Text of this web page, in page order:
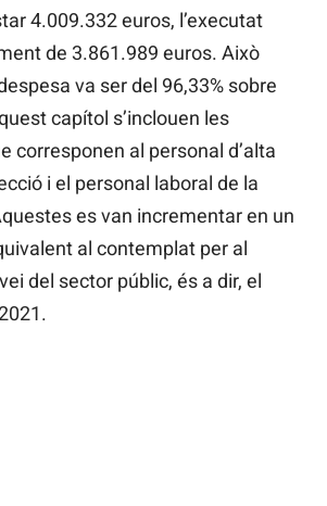
4.009.332 euros, l’executat
de 3.861.989 euros. Això
va ser del 96,33% sobre
capítol s’inclouen les
corresponen al personal d’alta
i el personal laboral de la
es van incrementar en un
al contemplat per al
del sector públic, és a dir, el